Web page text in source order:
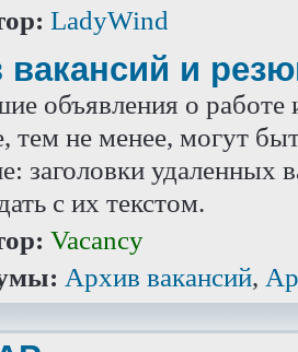
LadyWind
вакансий и
объявления о работе
тем не менее, могут
заголовки удаленных
с их текстом.
Vacancy
Архив вакансий,